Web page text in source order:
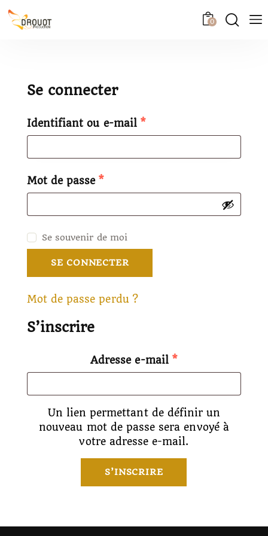
0
Se connecter
Identifiant ou e-mail *
Mot de passe *
Se souvenir de moi
SE CONNECTER
Mot de passe perdu ?
S’inscrire
Adresse e-mail *
Un lien permettant de définir un
nouveau mot de passe sera envoyé à
votre adresse e-mail.
S’INSCRIRE